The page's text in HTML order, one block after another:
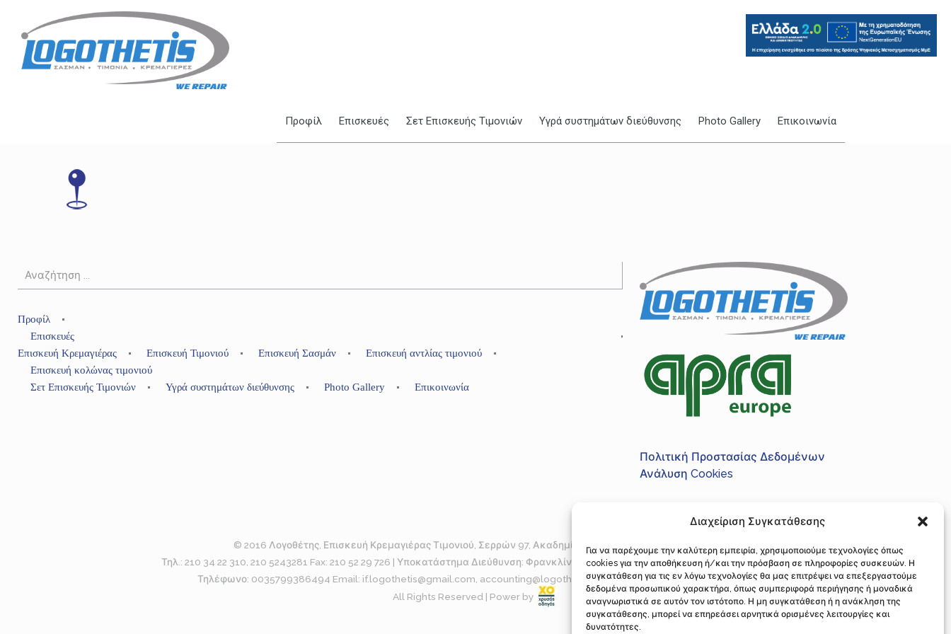
Διαχείριση Συγκατάθεσης
Για να παρέχουμε την καλύτερη εμπειρία, χρησιμοποιούμε τεχνολογίες όπως
cookies για την αποθήκευση ή/και την πρόσβαση σε πληροφορίες συσκευών. Η
συγκατάθεση για τις εν λόγω τεχνολογίες θα μας επιτρέψει να επεξεργαστούμε
δεδομένα προσωπικού χαρακτήρα, όπως συμπεριφορά περιήγησης ή μοναδικά
αναγνωριστικά σε αυτόν τον ιστότοπο. Η μη συγκατάθεση ή η ανάκληση της
συγκατάθεσης, μπορεί να επηρεάσει αρνητικά ορισμένες λειτουργίες και
δυνατότητες.
Προφίλ Επισκευές Σετ Επισκευής Τιμονιών Υγρά συστημάτων διεύθυνσης Photo Gallery Επικοινωνία
Προφίλ
Επισκευές
Επισκευή Κρεμαγιέρας
Επισκευή Τιμονιού Επισκευή Σασμάν
Επισκευή αντλίας τιμονιού
Επισκευή κολώνας τιμονιού
Σετ Επισκευής Τιμονιών
Υγρά συστημάτων διεύθυνσης Photo Gallery Επικοινωνία
Πολιτική Προστασίας Δεδομένων
Ανάλυση Cookies
© 2016 Λογοθέτης, Επισκευή Κρεμαγιέρας Τιμονιού, Σερρών 97, Ακαδημία Πλάτωνος, Αθήνα, Τ.Κ. 10441
Τηλ.: 210 34 22 310, 210 5243281 Fax: 210 52 29 726 | Υποκατάστημα Διεύθυνση: Φρανκλίνου Ρούσβελτ 138 Δ, Τ.Κ. 3045, Λεμεσός Κύπρος
Τηλέφωνο: 0035799386494 Email: if.logothetis@gmail.com, accounting@logothetis-repair.gr, info@logothetis-repair.gr
All Rights Reserved | Power by